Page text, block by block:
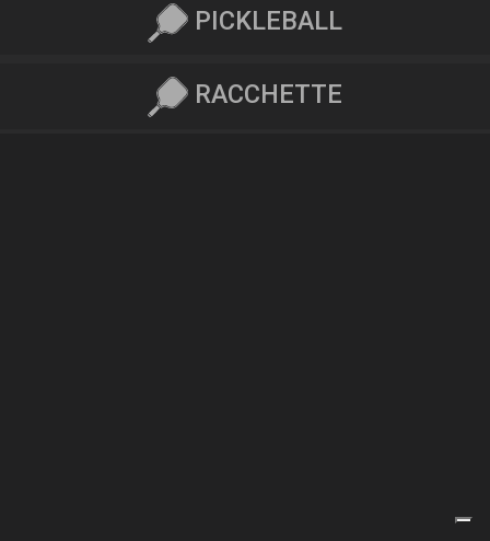
PICKLEBALL
RACCHETTE